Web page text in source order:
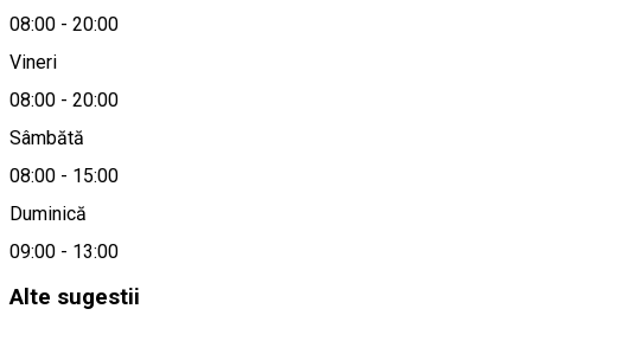
08:00 - 20:00
Vineri
08:00 - 20:00
Sâmbătă
08:00 - 15:00
Duminică
09:00 - 13:00
Despre
Richter Farmacie
Localitate
Alte sugestii